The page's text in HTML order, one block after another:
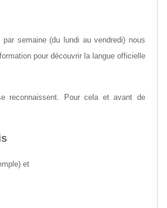
semaine (du lundi au vendredi) nous
pour découvrir la langue officielle
reconnaissent. Pour cela et avant de
et